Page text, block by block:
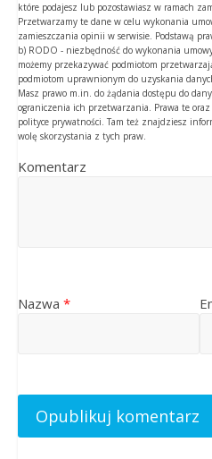
które podajesz lub pozostawiasz w ramach
Przetwarzamy te dane w celu wykonania
zamieszczania opinii w serwisie. Podstawą
b) RODO - niezbędność do wykonania
możemy przekazywać podmiotom
podmiotom uprawnionym do uzyskania
Masz prawo m.in. do żądania dostępu do
ograniczenia ich przetwarzania. Prawa te
polityce prywatności. Tam też znajdziesz
wolę skorzystania z tych praw.
Komentarz
Nazwa *